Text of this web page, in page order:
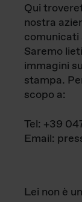
Qui
nostra
Saremo
immagini
stampa.
scopo a:
Tel: +39
Email:
Lei non è